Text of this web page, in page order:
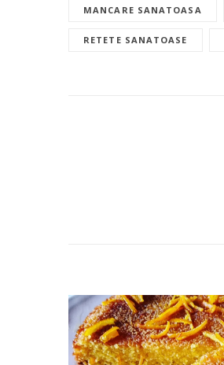
MANCARE SANATOASA
RETETE SANATOASE